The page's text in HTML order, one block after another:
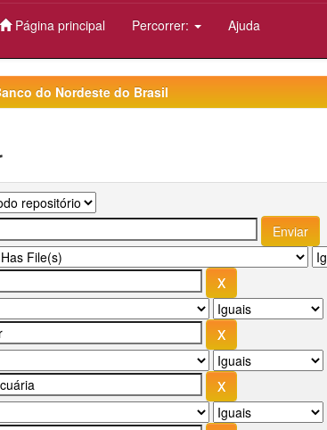
Página principal Percorrer: Ajuda
do Nordeste do Brasil